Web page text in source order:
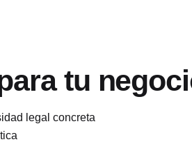
tu
legal concreta